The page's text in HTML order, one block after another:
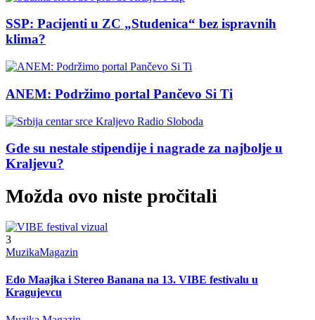
SSP: Pacijenti u ZC „Studenica“ bez ispravnih
klima?
ANEM: Podržimo portal Pančevo Si Ti
Gde su nestale stipendije i nagrade za najbolje u
Kraljevu?
Možda ovo niste pročitali
3
MuzikaMagazin
Edo Maajka i Stereo Banana na 13. VIBE festivalu u
Kragujevcu